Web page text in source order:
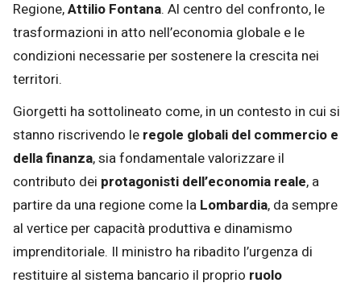
Regione,Attilio Fontana. Al centro del confronto, le
trasformazioni in atto nell’economia globale e le
condizioni necessarie per sostenere la crescita nei
territori.
Giorgetti ha sottolineato come, in un contesto in cui si
stanno riscrivendo le regole globali del commercio e
della finanza, sia fondamentale valorizzare il
contributo dei protagonisti dell’economia reale, a
partire da una regione come la Lombardia, da sempre
al vertice per capacità produttiva e dinamismo
imprenditoriale. Il ministro ha ribadito l’urgenza di
restituire al sistema bancario il proprio ruolo